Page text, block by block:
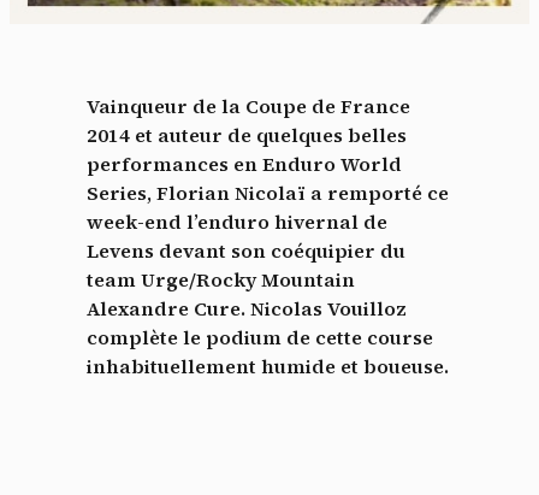
Vainqueur de la Coupe de France
2014 et auteur de quelques belles
performances en Enduro World
Series, Florian Nicolaï a remporté ce
week-end l’enduro hivernal de
Levens devant son coéquipier du
team Urge/Rocky Mountain
Alexandre Cure. Nicolas Vouilloz
complète le podium de cette course
inhabituellement humide et boueuse.